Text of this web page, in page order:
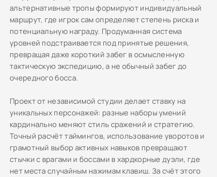
альтернативные тропы формируют индивидуальный
маршрут, где игрок сам определяет степень риска и
потенциальную награду. Продуманная система
уровней подстраивается под принятые решения,
превращая даже короткий забег в осмысленную
тактическую экспедицию, а не обычный забег до
очередного босса.
Проект от независимой студии делает ставку на
уникальных персонажей: разные наборы умений
кардинально меняют стиль сражений и стратегию.
Точный расчёт таймингов, использование уворотов и
грамотный выбор активных навыков превращают
стычки с врагами и боссами в хардкорные дуэли, где
нет места случайным нажимам клавиш. За счёт этого